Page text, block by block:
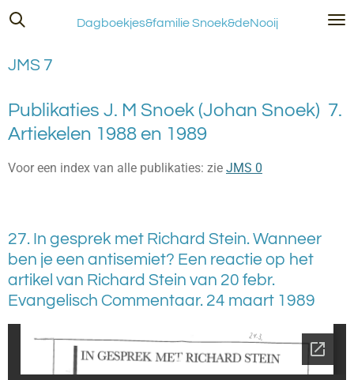
Ga
de
Dagboekjes&familie Snoek&deNooij
JMS 7
Publikaties J. M Snoek (Johan Snoek) 7.
Artiekelen 1988 en 1989
Voor een index van alle publikaties: zie JMS 0
27. In gesprek met Richard Stein. Wanneer
ben je een antisemiet? Een reactie op het
artikel van Richard Stein van 20 febr.
Evangelisch Commentaar. 24 maart 1989